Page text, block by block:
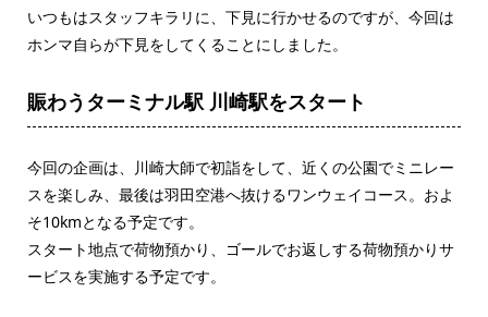
いつもはスタッフキラリに、下見に行かせるのですが、今回は
ホンマ自らが下見をしてくることにしました。
賑わうターミナル駅 川崎駅をスタート
今回の企画は、川崎大師で初詣をして、近くの公園でミニレー
スを楽しみ、最後は羽田空港へ抜けるワンウェイコース。およ
そ10kmとなる予定です。
スタート地点で荷物預かり、ゴールでお返しする荷物預かりサ
ービスを実施する予定です。